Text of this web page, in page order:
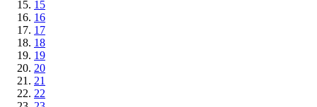
15
16
17
18
19
20
21
22